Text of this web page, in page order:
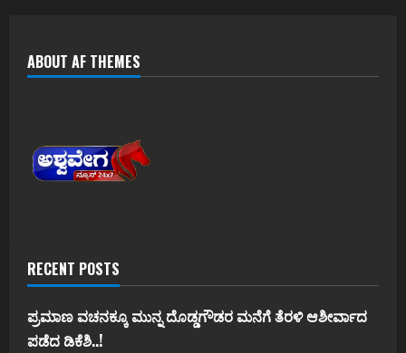
ABOUT AF THEMES
RECENT POSTS
ಪ್ರಮಾಣ ವಚನಕ್ಕೂ ಮುನ್ನ ದೊಡ್ಡಗೌಡರ ಮನೆಗೆ ತೆರಳಿ ಆಶೀರ್ವಾದ
ಪಡೆದ ಡಿಕೆಶಿ..!